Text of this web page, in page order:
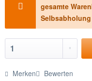
gesamte
Merken Bewerten